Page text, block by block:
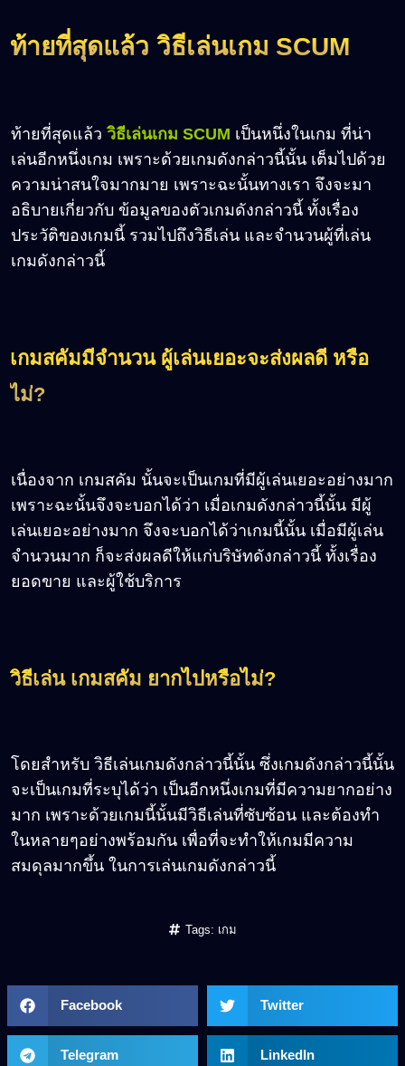
ท้ายที่สุดแล้ว วิธีเล่นเกม SCUM
ท้ายที่สุดแล้ว วิธีเล่นเกม SCUM เป็นหนึ่งในเกม ที่น่า
เล่นอีกหนึ่งเกม เพราะด้วยเกมดังกล่าวนี้นั้น เต็มไปด้วย
ความน่าสนใจมากมาย เพราะฉะนั้นทางเรา จึงจะมา
อธิบายเกี่ยวกับ ข้อมูลของตัวเกมดังกล่าวนี้ ทั้งเรื่อง
ประวัติของเกมนี้ รวมไปถึงวิธีเล่น และจำนวนผู้ที่เล่น
เกมดังกล่าวนี้
เกมสคัมมีจำนวน ผู้เล่นเยอะจะส่งผลดี หรือ
ไม่?
เนื่องจาก เกมสคัม นั้นจะเป็นเกมที่มีผู้เล่นเยอะอย่างมาก
เพราะฉะนั้นจึงจะบอกได้ว่า เมื่อเกมดังกล่าวนี้นั้น มีผู้
เล่นเยอะอย่างมาก จึงจะบอกได้ว่าเกมนี้นั้น เมื่อมีผู้เล่น
จำนวนมาก ก็จะส่งผลดีให้แก่บริษัทดังกล่าวนี้ ทั้งเรื่อง
ยอดขาย และผู้ใช้บริการ
วิธีเล่น เกมสคัม ยากไปหรือไม่?
โดยสำหรับ วิธีเล่นเกมดังกล่าวนี้นั้น ซึ่งเกมดังกล่าวนี้นั้น
จะเป็นเกมที่ระบุได้ว่า เป็นอีกหนึ่งเกมที่มีความยากอย่าง
มาก เพราะด้วยเกมนี้นั้นมีวิธีเล่นที่ซับซ้อน และต้องทำ
ในหลายๆอย่างพร้อมกัน เพื่อที่จะทำให้เกมมีความ
สมดุลมากขึ้น ในการเล่นเกมดังกล่าวนี้
Tags: เกม
Facebook Twitter
Telegram LinkedIn